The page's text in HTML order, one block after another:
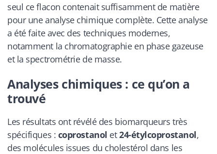
seul ce flacon contenait suffisamment de matière
pour une analyse chimique complète. Cette analyse
a été faite avec des techniques modernes,
notamment la chromatographie en phase gazeuse
et la spectrométrie de masse.
Analyses chimiques : ce qu’on a
trouvé
Les résultats ont révélé des biomarqueurs très
spécifiques : coprostanol et24-étylcoprostanol,
des molécules issues du cholestérol dans les